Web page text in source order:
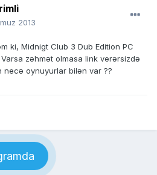
2013
ki, Midnigt Club 3 Dub Edition PC
zəhmət olmasa link verərsizdə
necə oynuyurlar bilən var ??